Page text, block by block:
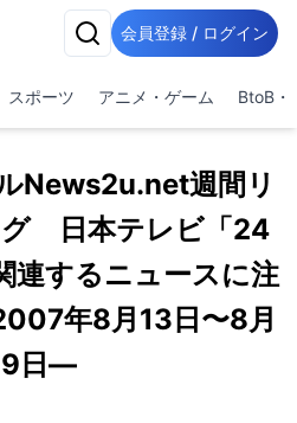
会員登録 / ログイン
スポーツ アニメ・ゲーム BtoB・
News2u.net週間リ
グ 日本テレビ「24
連するニュースに注
年8月13日〜8月
日―